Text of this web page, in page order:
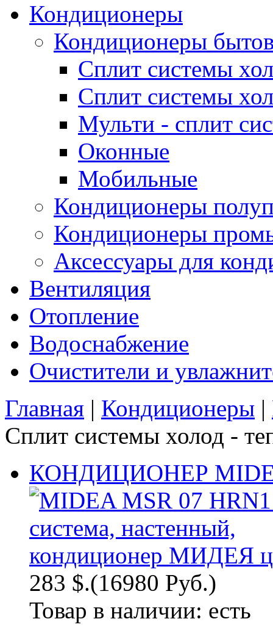
Кондиционеры
Кондиционеры
Сплит системы
Сплит системы
Мульти - сплит
Оконные
Мобильные
Кондиционеры
Кондиционеры
Аксессуары для
Вентиляция
Отопление
Водоснабжение
Очистители и
Главная | Кондиционеры |
Сплит системы холод -
КОНДИЦИОНЕР
283 $.(16980 Руб.)
Товар в наличии: есть